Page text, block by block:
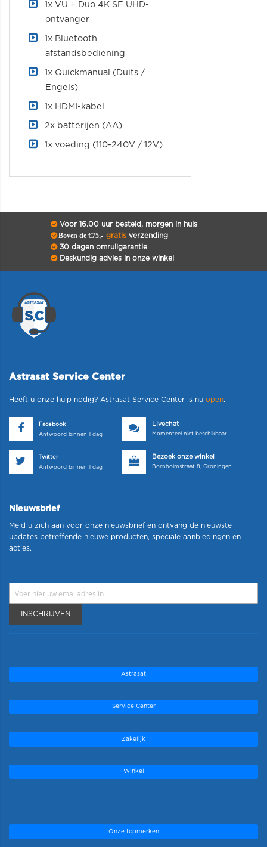
1x VU + Duo 4K SE UHD-
ontvanger
1x Bluetooth
afstandsbediening
1x Quickmanual (Duits /
Engels)
1x HDMI-kabel
2x batterijen (AA)
1x voeding (110-240V / 12V)
Voor 16.00 uur besteld, morgen in huis
Boven de €75,- gratisverzending
30 dagen omruilgarantie
Deskundig advies in onze winkel
Astrasat Service Center
Heeft u onze hulp nodig? Astrasat Service Center is nu open.
Facebook
Antwoord binnen 1 dag
Livechat
Momenteel niet beschikbaar
Twitter
Antwoord binnen 1 dag
Bezoek onze winkel
Bornholmstraat 8, Groningen
Nieuwsbrief
Meld u zich aan voor onze nieuwsbrief en ontvang de nieuwste
updates betreffende nieuwe producten, speciale aanbiedingen en
acties.
INSCHRIJVEN
Astrasat
Service Center
Zakelijk
Winkel
Onze topmerken